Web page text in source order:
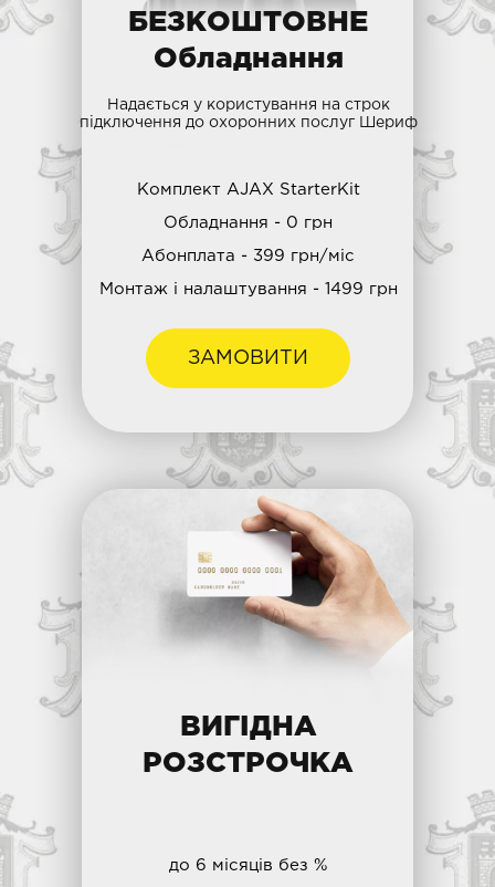
БЕЗКОШТОВНЕ
Обладнання
Надається у користування на строк
підключення до охоронних послуг Шериф
Комплект AJAX StarterKit
Обладнання - 0 грн
Абонплата - 399 грн/міс
Монтаж і налаштування - 1499 грн
ЗАМОВИТИ
ВИГІДНА
РОЗСТРОЧКА
до 6 місяців без %